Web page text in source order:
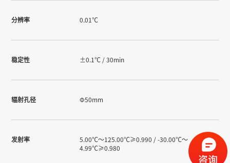
分辨率 0.01℃
稳定性 ±0.1℃ / 30min
辐射孔径 Φ50mm
发射率
5.00℃～125.00℃≥0.990 / -30.00℃～
4.99℃≥0.980